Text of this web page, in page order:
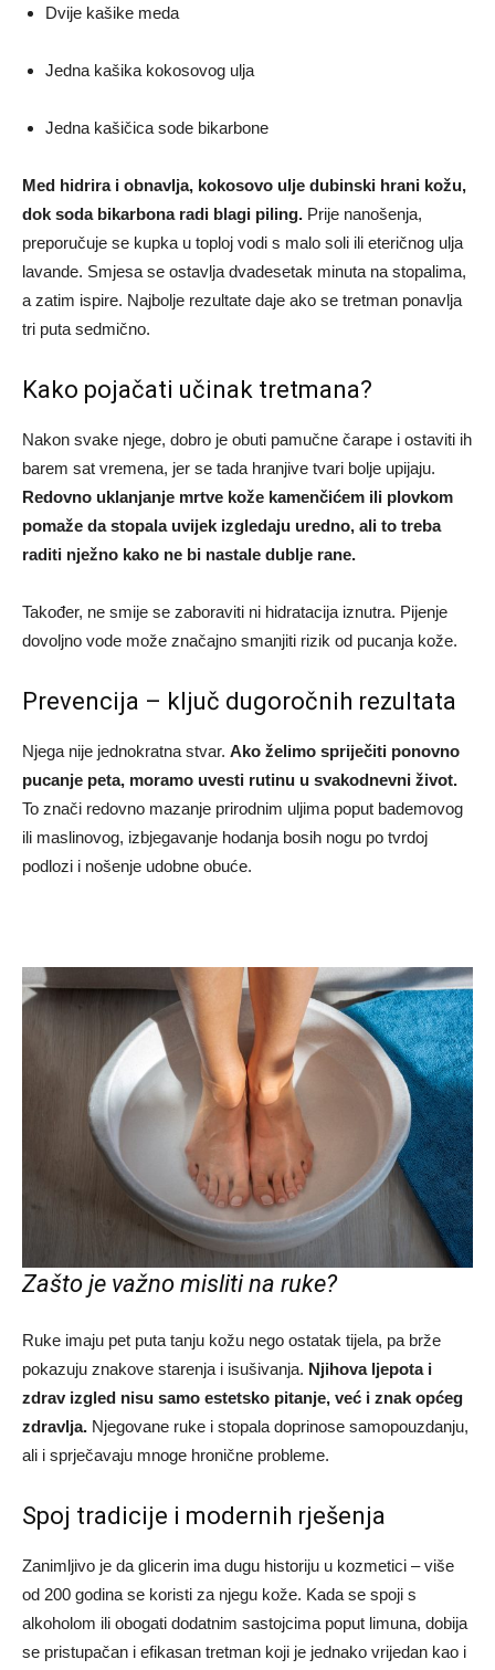
Dvije kašike meda
Jedna kašika kokosovog ulja
Jedna kašičica sode bikarbone
Med hidrira i obnavlja, kokosovo ulje dubinski hrani kožu,
dok soda bikarbona radi blagi piling. Prije nanošenja,
preporučuje se kupka u toploj vodi s malo soli ili eteričnog ulja
lavande. Smjesa se ostavlja dvadesetak minuta na stopalima,
a zatim ispire. Najbolje rezultate daje ako se tretman ponavlja
tri puta sedmično.
Kako pojačati učinak tretmana?
Nakon svake njege, dobro je obuti pamučne čarape i ostaviti ih
barem sat vremena, jer se tada hranjive tvari bolje upijaju.
Redovno uklanjanje mrtve kože kamenčićem ili plovkom
pomaže da stopala uvijek izgledaju uredno, ali to treba
raditi nježno kako ne bi nastale dublje rane.
Također, ne smije se zaboraviti ni hidratacija iznutra. Pijenje
dovoljno vode može značajno smanjiti rizik od pucanja kože.
Prevencija – ključ dugoročnih rezultata
Njega nije jednokratna stvar. Ako želimo spriječiti ponovno
pucanje peta, moramo uvesti rutinu u svakodnevni život.
To znači redovno mazanje prirodnim uljima poput bademovog
ili maslinovog, izbjegavanje hodanja bosih nogu po tvrdoj
podlozi i nošenje udobne obuće.
Zašto je važno misliti na ruke?
Ruke imaju pet puta tanju kožu nego ostatak tijela, pa brže
pokazuju znakove starenja i isušivanja. Njihova ljepota i
zdrav izgled nisu samo estetsko pitanje, već i znak općeg
zdravlja. Njegovane ruke i stopala doprinose samopouzdanju,
ali i sprječavaju mnoge hronične probleme.
Spoj tradicije i modernih rješenja
Zanimljivo je da glicerin ima dugu historiju u kozmetici – više
od 200 godina se koristi za njegu kože. Kada se spoji s
alkoholom ili obogati dodatnim sastojcima poput limuna, dobija
se pristupačan i efikasan tretman koji je jednako vrijedan kao i